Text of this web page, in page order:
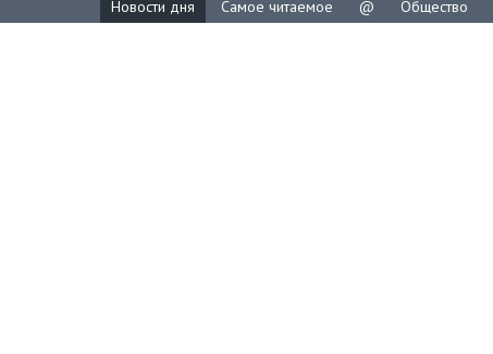
Новости дня
Самое читаемое @ Общество